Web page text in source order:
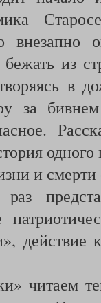
внезапно
из
в
за
одного
и смерти
действие
читаем